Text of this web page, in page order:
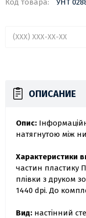
Код товара: УНТ
ОПИСАНИЕ
Опис:
натягнутою між
Характеристики
частин пластику
плівки з друком
1440 dpi. До
Вид: настінний